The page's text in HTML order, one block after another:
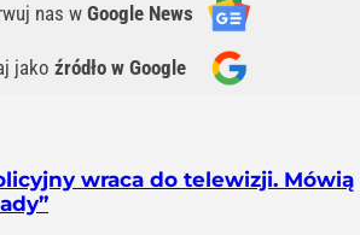
nas w Google News
jako źródło w Google
wraca do telewizji. Mówią